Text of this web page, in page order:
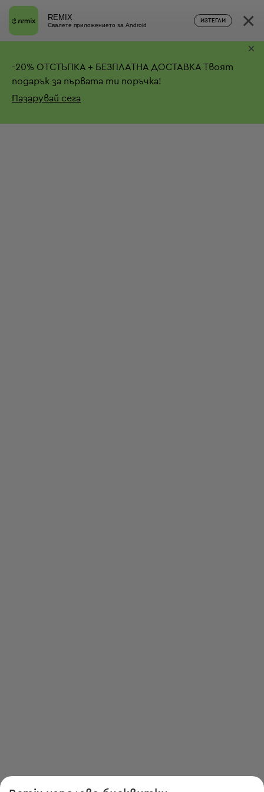
REMIX
Свалете приложението за Android
ИЗТЕГЛИ ×
-20% ОТСТЪПКА + БЕЗПЛАТНА ДОСТАВКА Твоят
подарък за първата ти поръчка!
Пазарувай сега
×